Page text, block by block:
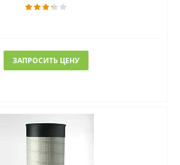
ЗАПРОСИТЬ ЦЕНУ